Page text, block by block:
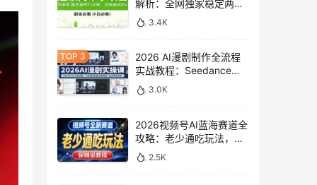
解析：全网独家稳定两年
老项目，助你日赚
500+稿费收益
3.4K
2026 AI漫剧制作全流程
实战教程：Seedance
2.0即梦视频生成与小说
授权教学
3.0K
2026视频号AI蓝海赛道全
攻略：老少通吃玩法，零
基础保姆级副业增收教程
2.5K